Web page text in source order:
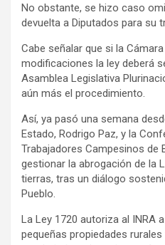
e
r
t
i
s
e
m
e
n
t
:
No obstante, se hizo caso
devuelta a Diputados para su
Cabe señalar que si la
modificaciones la ley deberá
Asamblea Legislativa
aún más el procedimiento.
Así, ya pasó una semana
Estado, Rodrigo Paz, y la
Trabajadores Campesinos de
gestionar la abrogación de la
tierras, tras un diálogo
Pueblo.
La Ley 1720 autoriza al INRA
pequeñas propiedades